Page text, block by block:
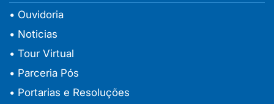
• Ouvidoria
• Noticias
• Tour Virtual
• Parceria Pós
• Portarias e Resoluções